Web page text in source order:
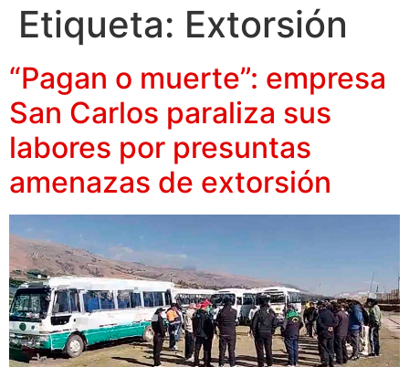
Etiqueta: Extorsión
“Pagan o muerte”: empresa
San Carlos paraliza sus
labores por presuntas
amenazas de extorsión